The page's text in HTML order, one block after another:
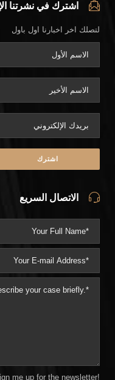
اشترك في نشرتنا
لتصلك اخر اخبارنا اول باول
الاتصال السريع
me up for the newsletter!